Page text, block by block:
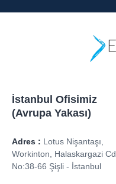
İstanbul Ofisimiz
(Avrupa Yakası)
Adres : Lotus Nişantaşı,
Workinton, Halaskargazi Cd.
No:38-66 Şişli - İstanbul